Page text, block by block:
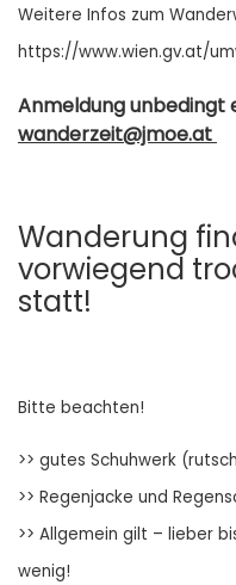
Weitere Infos zum
https://www.wien.gv.at/
Anmeldung unbedingt
wanderzeit@jmoe.at
Wanderung
vorwiegend
statt!
Bitte beachten!
>> gutes Schuhwerk
>> Regenjacke und
>> Allgemein gilt – lieber
wenig!